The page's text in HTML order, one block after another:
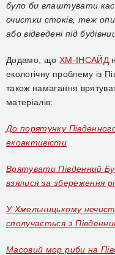
було би влаштувати
очистки стоків, теж
або відведені під
Додамо, що ХМ-ІНСАЙД
екологічну проблему із
також намагання
матеріалів:
До порятунку
екоактивісти
Врятувати Південний
взялися за збереження
У Хмельницькому
сполучається з
Масовий мор риби на